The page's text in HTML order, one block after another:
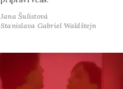
Jana Šulistová
Stanislava Gabriel Waldštejn